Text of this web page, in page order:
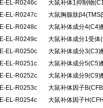
E-EL-R0246c
大鼠补体1抑制物
E-EL-R0247c
大鼠胸腺肽
E-EL-R0248c
大鼠补体成分4(C4)
E-EL-R0249c
大鼠补体成分1受体
E-EL-R0250c
大鼠补体成分3(C3)
E-EL-R0251c
大鼠补体成分5(C5)
E-EL-R0252c
大鼠补体成分9(C9)
E-EL-R0253c
大鼠补体因子
E-EL-R0254c
大鼠补体因子